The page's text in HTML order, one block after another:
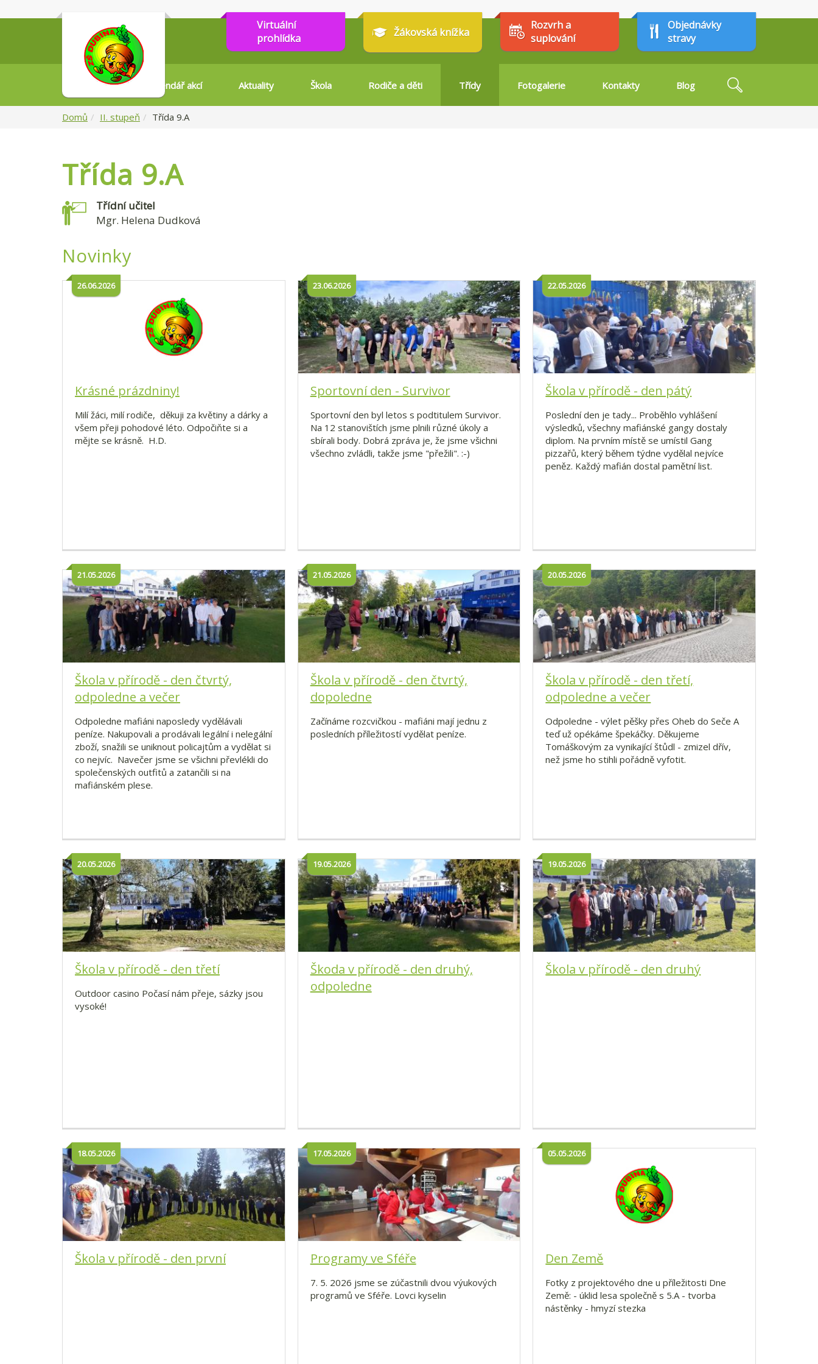
Virtuální
prohlídka
Žákovská knížka
Rozvrh a
suplování
Objednávky
stravy
Vyhledávání
Kalendář akcí
Aktuality Škola Rodiče a děti Třídy Fotogalerie Kontakty Blog
Domů II. stupeň Třída 9.A
Třída 9.A
Třídní učitel
Mgr. Helena Dudková
Novinky
Krásné prázdniny!
26.06.2026
Milí žáci, milí rodiče, děkuji za květiny a dárky a
všem přeji pohodové léto. Odpočiňte si a
mějte se krásně. H.D.
Sportovní den - Survivor
23.06.2026
Sportovní den byl letos s podtitulem Survivor.
Na 12 stanovištích jsme plnili různé úkoly a
sbírali body. Dobrá zpráva je, že jsme všichni
všechno zvládli, takže jsme "přežili". :-)
Škola v přírodě - den pátý
22.05.2026
Poslední den je tady... Proběhlo vyhlášení
výsledků, všechny mafiánské gangy dostaly
diplom. Na prvním místě se umístil Gang
pizzařů, který během týdne vydělal nejvíce
peněz. Každý mafián dostal pamětní list.
Škola v přírodě - den čtvrtý,
odpoledne a večer
21.05.2026
Odpoledne mafiáni naposledy vydělávali
peníze. Nakupovali a prodávali legální i nelegální
zboží, snažili se uniknout policajtům a vydělat si
co nejvíc. Navečer jsme se všichni převlékli do
společenských outfitů a zatančili si na
mafiánském plese.
Škola v přírodě - den čtvrtý,
dopoledne
21.05.2026
Začínáme rozcvičkou - mafiáni mají jednu z
posledních příležitostí vydělat peníze.
Škola v přírodě - den třetí,
odpoledne a večer
20.05.2026
Odpoledne - výlet pěšky přes Oheb do Seče A
teď už opékáme špekáčky. Děkujeme
Tomáškovým za vynikající štůdl - zmizel dřív,
než jsme ho stihli pořádně vyfotit.
Škola v přírodě - den třetí
20.05.2026
Outdoor casino Počasí nám přeje, sázky jsou
vysoké!
Škoda v přírodě - den druhý,
odpoledne
19.05.2026
Škola v přírodě - den druhý
19.05.2026
Škola v přírodě - den první
18.05.2026
Programy ve Sféře
17.05.2026
7. 5. 2026 jsme se zúčastnili dvou výukových
programů ve Sféře. Lovci kyselin
Den Země
05.05.2026
Fotky z projektového dne u příležitosti Dne
Země: - úklid lesa společně s 5.A - tvorba
nástěnky - hmyzí stezka